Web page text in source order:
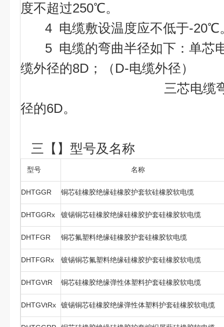
度不超过250℃。
4 电缆敷设温度应不低于-20℃
5 电缆的弯曲半径如下：单芯
缆外径的8D；（D-电缆外径）
三芯电缆弯曲半径
径的6D。
三【】型号及名称
型号 名称
DHTGGR 铜芯硅橡胶绝缘硅橡胶护套软硅橡胶软电缆
DHTGGRx 镀锡铜芯硅橡胶绝缘硅橡胶护套硅橡胶软电缆
DHTFGR 铜芯氟塑料绝缘硅橡胶护套硅橡胶软电缆
DHTFGRx 镀锡铜芯氟塑料绝缘硅橡胶护套硅橡胶软电缆
DHTGVtR 铜芯硅橡胶绝缘弹性体塑料护套硅橡胶软电缆
DHTGVtRx 镀锡铜芯硅橡胶绝缘弹性体塑料护套硅橡胶软电缆